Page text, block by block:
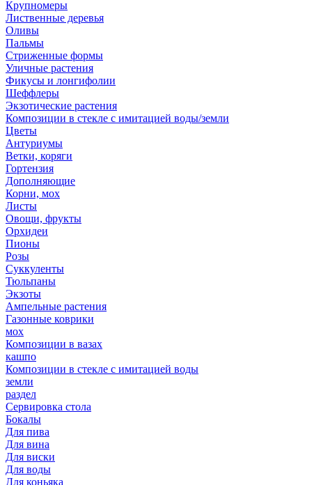
Крупномеры
Лиственные деревья
Оливы
Пальмы
Стриженные формы
Уличные растения
Фикусы и лонгифолии
Шеффлеры
Экзотические растения
Композиции в стекле с имитацией воды/земли
Цветы
Антуриумы
Ветки, коряги
Гортензия
Дополняющие
Корни, мох
Листы
Овощи, фрукты
Орхидеи
Пионы
Розы
Суккуленты
Тюльпаны
Экзоты
Ампельные растения
Газонные коврики
мох
Композиции в вазах
кашпо
Композиции в стекле с имитацией воды
земли
раздел
Сервировка стола
Бокалы
Для пива
Для вина
Для виски
Для воды
Для коньяка